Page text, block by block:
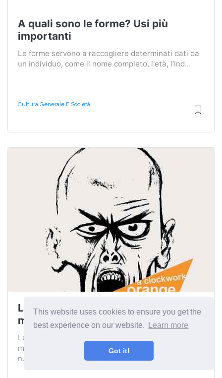
This website uses cookies to ensure you get the
best experience on our website.
Learn more
Got it!
A quali sono le forme? Usi più
importanti
Le forme servono a raccogliere determinati dati da
un individuo, come il nome completo, l'età, l'ind...
Cultura Generale E Società
Le 45 migliori frasi in arancione
meccanico
Le migliori frasi di romanzo distopico arancione
meccanico scritto da Anthony Burgess e pubblicate
n...